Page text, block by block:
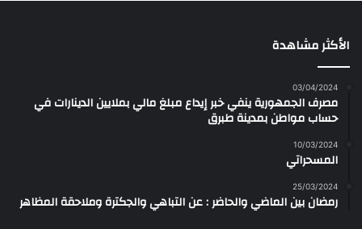
الأكثر مشاهدة
03/04/2024
مصرف الجمهورية ينفي خبر إيداع مبلغ مالي بملايين الدينارات في
حساب مواطن بمدينة طبرق
10/03/2024
المسحراتي
25/03/2024
رمضان بين الماضي والحاضر : عن التباهي والجكترة وملاحقة المظاهر